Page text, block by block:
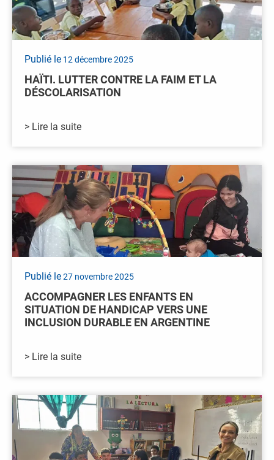
Publié le 12 décembre 2025
HAÏTI. LUTTER CONTRE LA FAIM ET LA
DÉSCOLARISATION
> Lire la suite
Publié le27 novembre 2025
ACCOMPAGNER LES ENFANTS EN
SITUATION DE HANDICAP VERS UNE
INCLUSION DURABLE EN ARGENTINE
> Lire la suite